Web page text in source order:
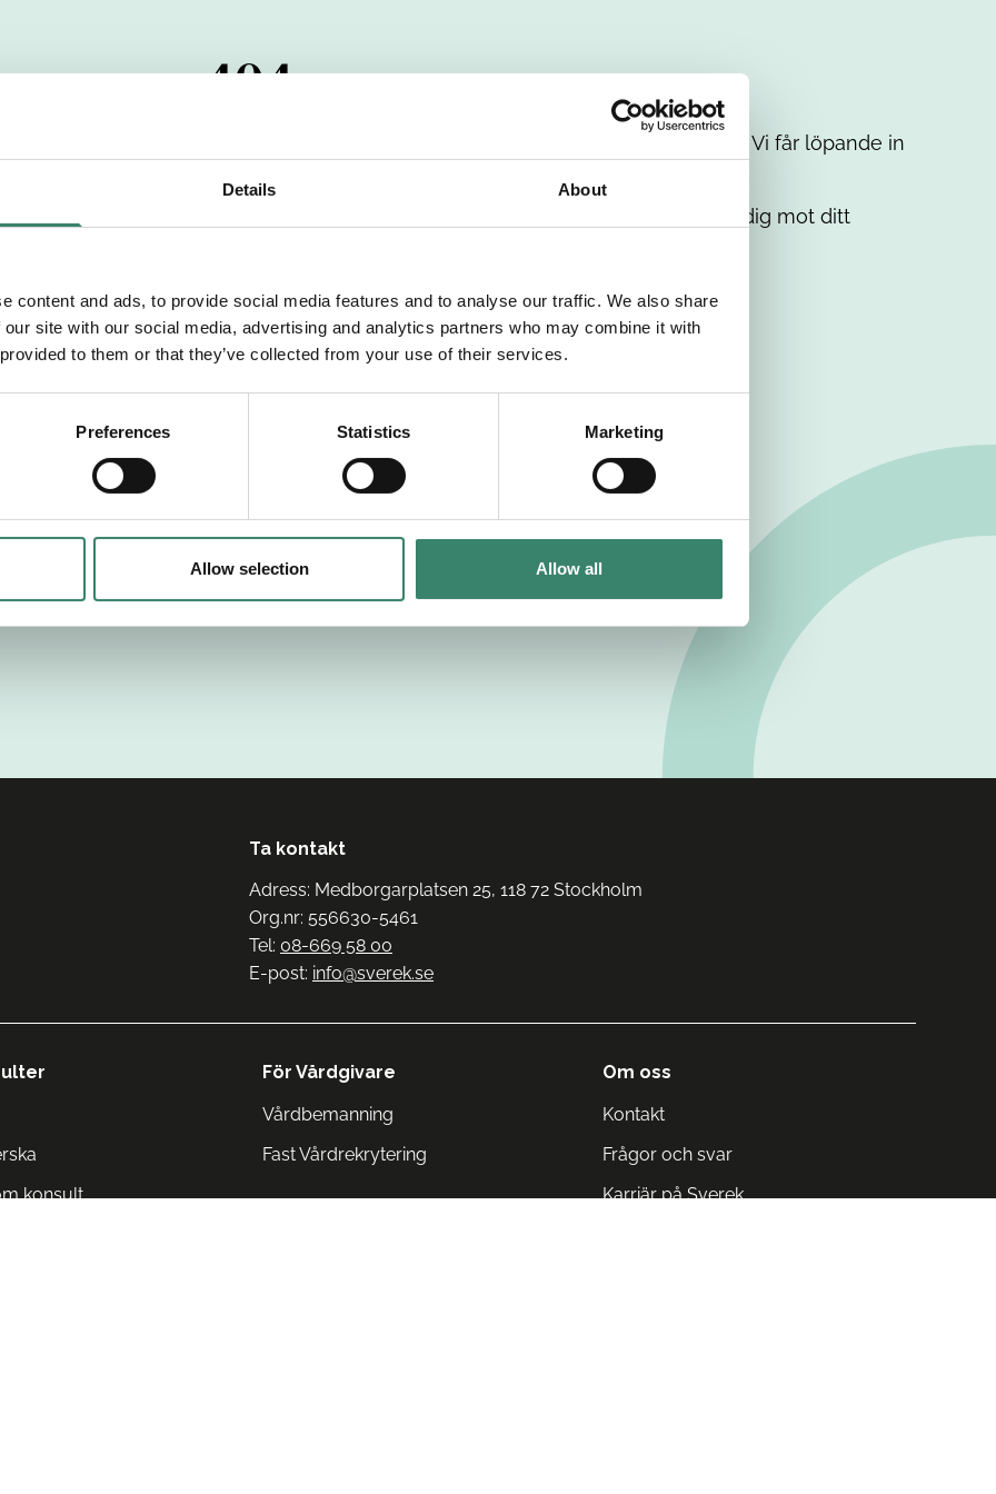
Details About
content and ads, to provide social media features and to analyse our traffic. We also share
site with our social media, advertising and analytics partners who may combine it with
to them or that they’ve collected from your use of their services.
Preferences Statistics Marketing
Allow selection Allow all
404
har passerats. Vi uppskattar verkligen ditt intresse. Misströsta inte. Vi får löpande in
dig med mer information om våra aktuella uppdrag. Tillsammans matchar vi dig mot ditt
Tillbaka till Sverek
Ta kontakt
Adress: Medborgarplatsen 25, 118 72 Stockholm
Org.nr: 556630-5461
Tel: 08-669 58 00
E-post: info@sverek.se
konsult
För Vårdgivare
Vårdbemanning
Fast Vårdrekrytering
Om oss
Kontakt
Frågor och svar
Karriär på Sverek